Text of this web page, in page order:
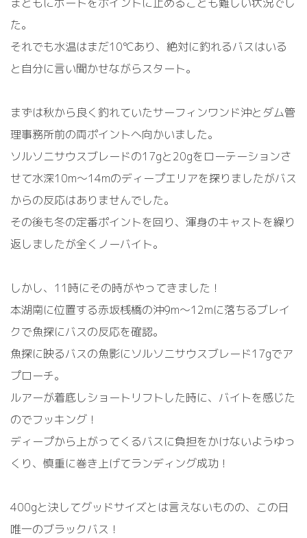
た。
それでも水温はまだ10℃あり、絶対に釣れるバスはいる
と自分に言い聞かせながらスタート。
まずは秋から良く釣れていたサーフィンワンド沖とダム管
理事務所前の両ポイントへ向かいました。
ソルソニサウスブレードの17gと20gをローテーションさ
せて水深10m～14mのディープエリアを探りましたがバス
からの反応はありませんでした。
その後も冬の定番ポイントを回り、渾身のキャストを繰り
返しましたが全くノーバイト。
しかし、 11時にその時がやってきました！
本湖南に位置する赤坂桟橋の沖9m～12mに落ちるブレイ
クで魚探にバスの反応を確認。
魚探に映るバスの魚影にソルソニサウスブレード17gでア
プローチ。
ルアーが着底しショートリフトした時に、バイトを感じた
のでフッキング！
ディープから上がってくるバスに負担をかけないようゆっ
くり、慎重に巻き上げてランディング成功！
400gと決してグッドサイズとは言えないものの、この日
唯一のブラックバス！